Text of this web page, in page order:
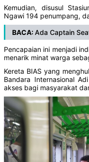
Kemudian, disusul
Ngawi 194 penumpang,
BACA:Ada Captain
Pencapaian ini menjadi
menarik minat warga
Kereta BIAS yang
Bandara Internasional
akses bagi masyarakat